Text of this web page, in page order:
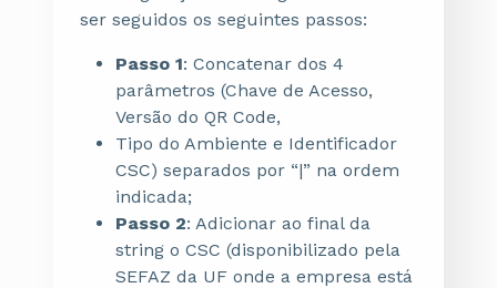
ser seguidos os seguintes passos:
Passo 1: Concatenar dos 4
parâmetros (Chave de Acesso,
Versão do QR Code,
Tipo do Ambiente e Identificador
CSC) separados por “|” na ordem
indicada;
Passo 2: Adicionar ao final da
string o CSC (disponibilizado pela
SEFAZ da UF onde a empresa está